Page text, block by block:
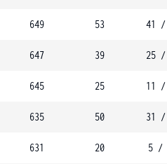
649 53 41 /
647 39 25 /
645 25 11 /
635 50 31 /
631 20 5 /